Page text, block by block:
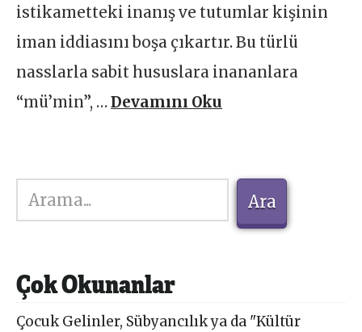
istikametteki inanış ve tutumlar kişinin
iman iddiasını boşa çıkartır. Bu türlü
nasslarla sabit hususlara inananlara
“mü’min”, …Devamını Oku
Ara
Ara
Çok Okunanlar
Çocuk Gelinler, Sübyancılık ya da "Kültür